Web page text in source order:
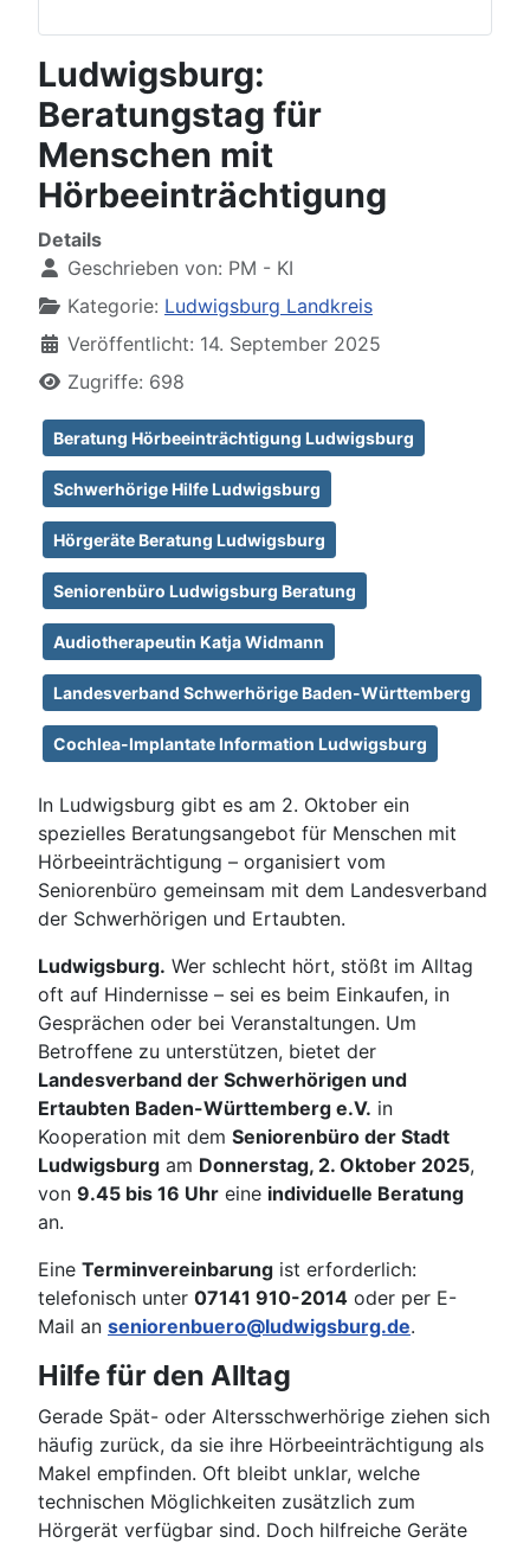
Ludwigsburg:
Beratungstag für
Menschen mit
Hörbeeinträchtigung
Details
Geschrieben von: PM - KI
Kategorie: Ludwigsburg Landkreis
Veröffentlicht: 14. September 2025
Zugriffe: 698
Beratung Hörbeeinträchtigung Ludwigsburg
Schwerhörige Hilfe Ludwigsburg
Hörgeräte Beratung Ludwigsburg
Seniorenbüro Ludwigsburg Beratung
Audiotherapeutin Katja Widmann
Landesverband Schwerhörige Baden-Württemberg
Cochlea-Implantate Information Ludwigsburg
In Ludwigsburg gibt es am 2. Oktober ein
spezielles Beratungsangebot für Menschen mit
Hörbeeinträchtigung – organisiert vom
Seniorenbüro gemeinsam mit dem Landesverband
der Schwerhörigen und Ertaubten.
Ludwigsburg. Wer schlecht hört, stößt im Alltag
oft auf Hindernisse – sei es beim Einkaufen, in
Gesprächen oder bei Veranstaltungen. Um
Betroffene zu unterstützen, bietet der
Landesverband der Schwerhörigen und
Ertaubten Baden-Württemberg e.V. in
Kooperation mit dem Seniorenbüro der Stadt
Ludwigsburg am Donnerstag, 2. Oktober 2025,
von 9.45 bis 16 Uhr eine individuelle Beratung
an.
Eine Terminvereinbarung ist erforderlich:
telefonisch unter 07141 910-2014 oder per E-
Mail an seniorenbuero@ludwigsburg.de.
Hilfe für den Alltag
Gerade Spät- oder Altersschwerhörige ziehen sich
häufig zurück, da sie ihre Hörbeeinträchtigung als
Makel empfinden. Oft bleibt unklar, welche
technischen Möglichkeiten zusätzlich zum
Hörgerät verfügbar sind. Doch hilfreiche Geräte